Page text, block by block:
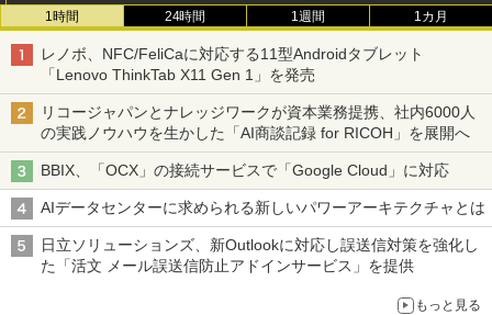
1時間 24時間 1週間 1カ月
レノボ、NFC/FeliCaに対応する11型Androidタブレット
「Lenovo ThinkTab X11 Gen 1」を発売
リコージャパンとナレッジワークが資本業務提携、社内6000人
の実践ノウハウを生かした「AI商談記録 for RICOH」を展開へ
BBIX、「OCX」の接続サービスで「Google Cloud」に対応
AIデータセンターに求められる新しいパワーアーキテクチャとは
日立ソリューションズ、新Outlookに対応し誤送信対策を強化し
た「活文 メール誤送信防止アドインサービス」を提供
もっと見る